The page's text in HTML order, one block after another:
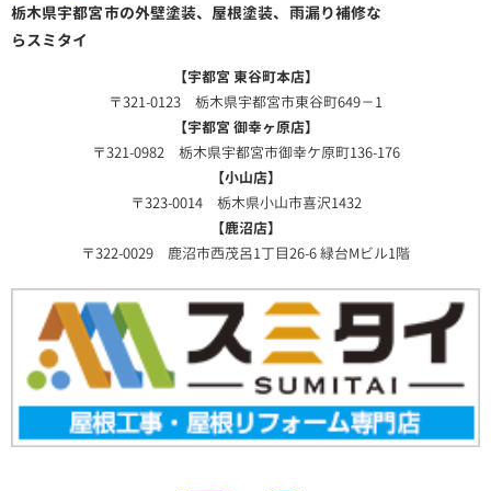
栃木県宇都宮市の外壁塗装、屋根塗装、雨漏り補修な
らスミタイ
【宇都宮 東谷町本店】
〒321-0123 栃木県宇都宮市東谷町649－1
【宇都宮 御幸ヶ原店】
〒321-0982 栃木県宇都宮市御幸ケ原町136-176
【小山店】
〒323-0014 栃木県小山市喜沢1432
【鹿沼店】
〒322-0029 鹿沼市西茂呂1丁目26-6 緑台Mビル1階